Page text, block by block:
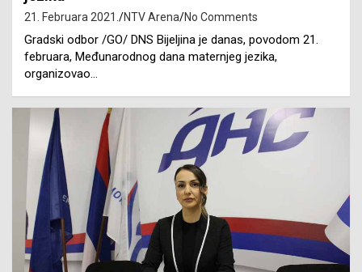
21. Februara 2021. NTV Arena No Comments
Gradski odbor /GO/ DNS Bijeljina je danas, povodom 21.
februara, Međunarodnog dana maternjeg jezika,
organizovao…